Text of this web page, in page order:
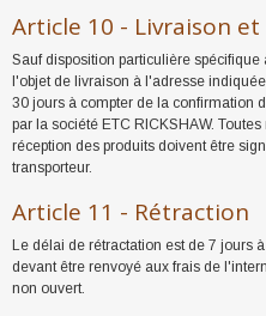
Article 10 - Livraison et
Sauf disposition particulière
l'objet de livraison à l'adresse
30 jours à compter de la confirmation
par la société ETC RICKSHAW.
réception des produits doivent être
transporteur.
Article 11 - Rétraction
Le délai de rétractation est de 7 jours
devant être renvoyé aux frais de
non ouvert.